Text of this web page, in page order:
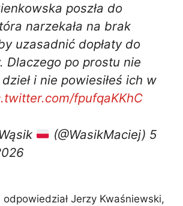
poszła do
narzekała na brak
uzasadnić dopłaty do
Dlaczego po prostu nie
i nie powiesiłeś ich w
fpufqaKKhC
(@WasikMaciej) 5
Jerzy Kwaśniewski,